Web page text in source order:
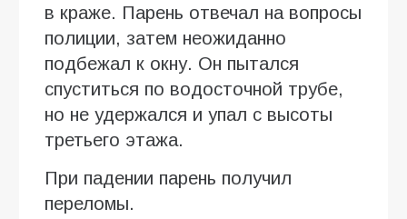
в краже. Парень отвечал на вопросы
полиции, затем неожиданно
подбежал к окну. Он пытался
спуститься по водосточной трубе,
но не удержался и упал с высоты
третьего этажа.
При падении парень получил
переломы.